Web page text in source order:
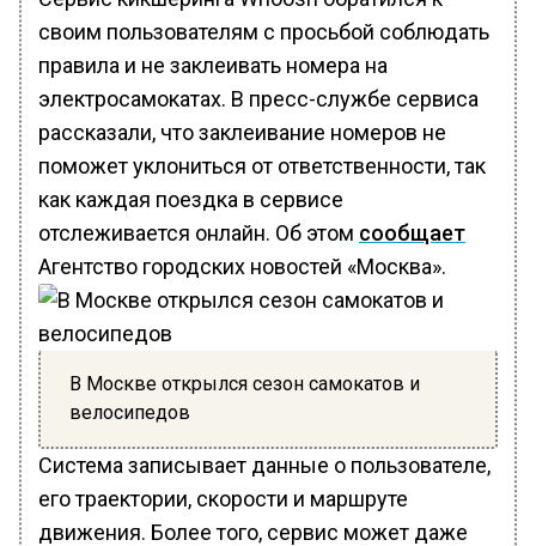
своим пользователям с просьбой соблюдать
правила и не заклеивать номера на
электросамокатах. В пресс-службе сервиса
рассказали, что заклеивание номеров не
поможет уклониться от ответственности, так
как каждая поездка в сервисе
отслеживается онлайн. Об этом сообщает
Агентство городских новостей «Москва».
В Москве открылся сезон самокатов и
велосипедов
Система записывает данные о пользователе,
его траектории, скорости и маршруте
движения. Более того, сервис может даже